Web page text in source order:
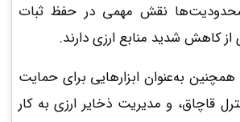
نقش مهمی در حفظ ثبات
کاهش شدید منابع ارزی دارند.
به‌عنوان ابزارهایی برای حمایت
قاچاق، و مدیریت ذخایر ارزی به کار